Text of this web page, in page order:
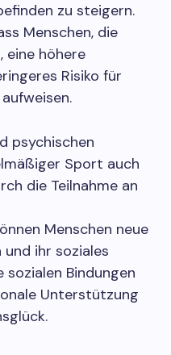
zu steigern.
Menschen, die
höhere
Risiko für
psychischen
Sport auch
die Teilnahme an
Menschen neue
ihr soziales
Bindungen
Unterstützung